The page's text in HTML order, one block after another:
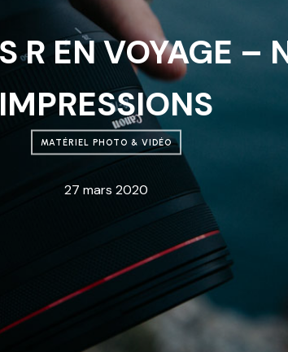
R EN VOYAGE –
IMPRESSIONS
MATÉRIEL PHOTO & VIDÉO
27 mars 2020